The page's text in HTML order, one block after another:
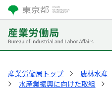
産業労働局トップ 農林水産
水産業振興に向けた取組